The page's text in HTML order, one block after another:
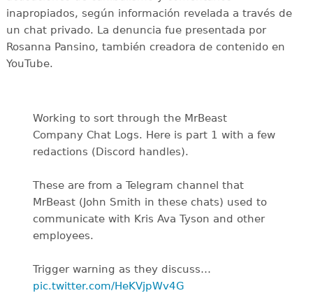
inapropiados, según información revelada a través de
un chat privado. La denuncia fue presentada por
Rosanna Pansino, también creadora de contenido en
YouTube.
Working to sort through the MrBeast
Company Chat Logs. Here is part 1 with a few
redactions (Discord handles).
These are from a Telegram channel that
MrBeast (John Smith in these chats) used to
communicate with Kris Ava Tyson and other
employees.
Trigger warning as they discuss…
pic.twitter.com/HeKVjpWv4G